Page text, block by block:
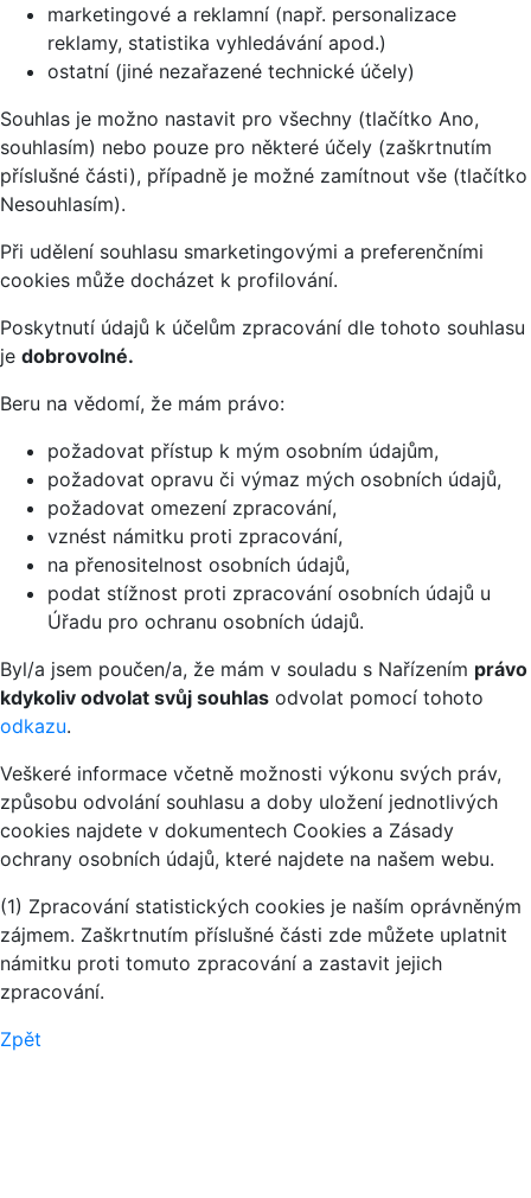
marketingové a reklamní (např. personalizace
reklamy, statistika vyhledávání apod.)
ostatní (jiné nezařazené technické účely)
Souhlas je možno nastavit pro všechny (tlačítko Ano,
souhlasím) nebo pouze pro některé účely (zaškrtnutím
příslušné části), případně je možné zamítnout vše (tlačítko
Nesouhlasím).
Při udělení souhlasu smarketingovými a preferenčními
cookies může docházet k profilování.
Poskytnutí údajů k účelům zpracování dle tohoto souhlasu
je dobrovolné.
Beru na vědomí, že mám právo:
požadovat přístup k mým osobním údajům,
požadovat opravu či výmaz mých osobních údajů,
požadovat omezení zpracování,
vznést námitku proti zpracování,
na přenositelnost osobních údajů,
podat stížnost proti zpracování osobních údajů u
Úřadu pro ochranu osobních údajů.
Byl/a jsem poučen/a, že mám v souladu s Nařízením právo
kdykoliv odvolat svůj souhlas odvolat pomocí tohoto
odkazu.
Veškeré informace včetně možnosti výkonu svých práv,
způsobu odvolání souhlasu a doby uložení jednotlivých
cookies najdete v dokumentech Cookies a Zásady
ochrany osobních údajů, které najdete na našem webu.
(1) Zpracování statistických cookies je naším oprávněným
zájmem. Zaškrtnutím příslušné části zde můžete uplatnit
námitku proti tomuto zpracování a zastavit jejich
zpracování.
Zpět